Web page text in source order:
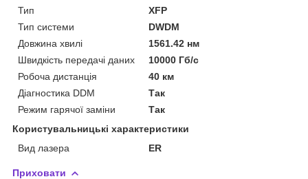
Тип
XFP
Тип системи
DWDM
Довжина хвилі
1561.42 нм
Швидкість передачі даних
10000 Гб/с
Робоча дистанція
40 км
Діагностика DDM
Так
Режим гарячої заміни
Так
Користувальницькі характеристики
Вид лазера
ER
Приховати